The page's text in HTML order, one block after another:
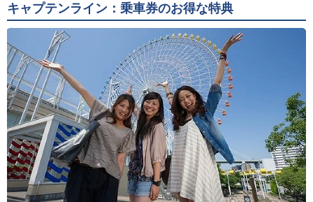
キャプテンライン：乗車券のお得な特典